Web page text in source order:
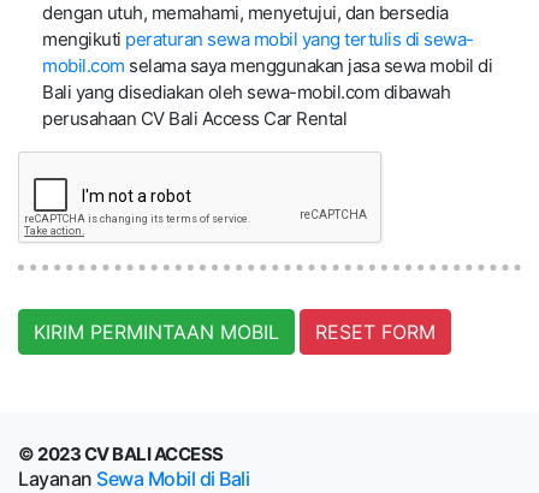
dengan utuh, memahami, menyetujui, dan bersedia
mengikuti peraturan sewa mobil yang tertulis di sewa-
mobil.com selama saya menggunakan jasa sewa mobil di
Bali yang disediakan oleh sewa-mobil.com dibawah
perusahaan CV Bali Access Car Rental
KIRIM PERMINTAAN MOBIL RESET FORM
© 2023 CV BALI ACCESS
Layanan Sewa Mobil di Bali